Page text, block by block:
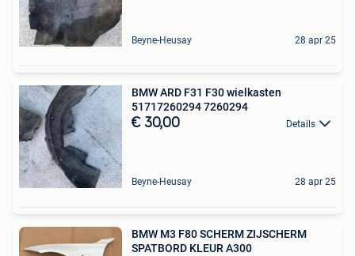
Beyne-Heusay 28 apr 25
BMW ARD F31 F30 wielkasten
51717260294 7260294
€ 30,00 Details
Beyne-Heusay 28 apr 25
BMW M3 F80 SCHERM ZIJSCHERM
SPATBORD KLEUR A300